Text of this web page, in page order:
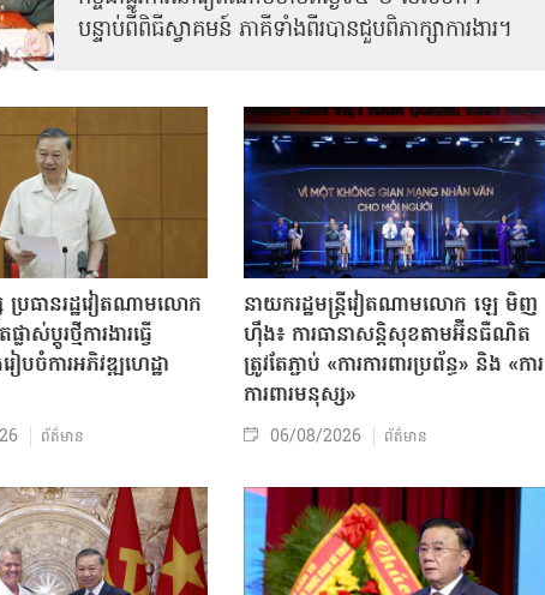
បន្ទាប់ពីពិធីស្វាគមន៍ ភាគីទាំងពីរបានជួបពិភាក្សាការងារ​។
ប្រធានរដ្ឋវៀតណាមលោក
ាស់ប្ដូរថ្មីការងារធ្វើ
ៀបចំការអភិវឌ្ឍហេដ្ឋា
ព័ត៌មាន
នាយករដ្ឋមន្ត្រីវៀតណាមលោក ឡេ មិញ
ហ៊ឹង៖ ការធានាសន្តិសុខតាមអ៊ីនធឺណិត
ត្រូវតែភ្ជាប់ «ការការពារប្រព័ន្ធ» និង «ការ
ការពារមនុស្ស»
06/08/2026 ព័ត៌មាន